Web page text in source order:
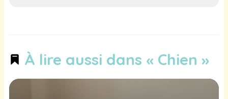
À lire aussi dans « Chien »